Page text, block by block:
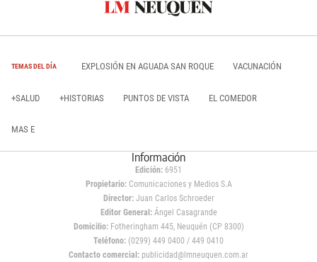
TEMAS DEL DÍA EXPLOSIÓN EN AGUADA SAN ROQUE VACUNACIÓN
+SALUD +HISTORIAS PUNTOS DE VISTA EL COMEDOR
MAS E
Información
Edición: 6951
Propietario:Comunicaciones y Medios S.A
Director: Juan Carlos Schroeder
Editor General:Ángel Casagrande
Domicilio:Fotheringham 445, Neuquén (CP 8300)
Teléfono: (0299) 449 0400 / 449 0410
Contacto comercial: publicidad@lmneuquen.com.ar